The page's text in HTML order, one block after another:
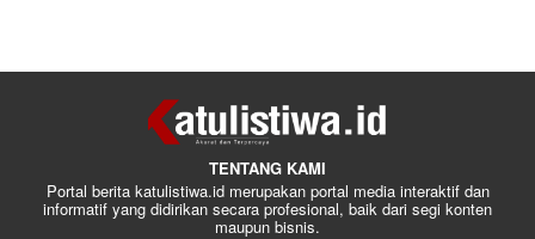
TENTANG KAMI
Portal berita katulistiwa.id merupakan portal media interaktif dan
informatif yang didirikan secara profesional, baik dari segi konten
maupun bisnis.